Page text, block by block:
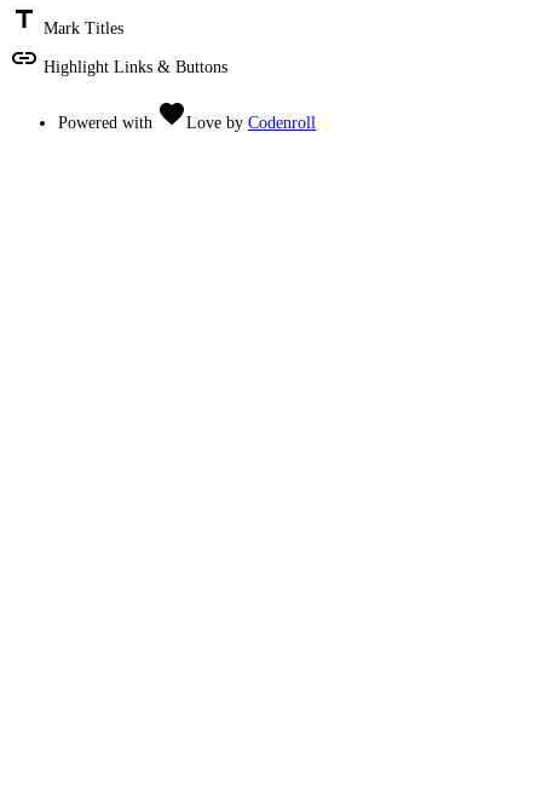
title Mark Titles
link Highlight Links & Buttons
Powered with favoriteLove by Codenroll